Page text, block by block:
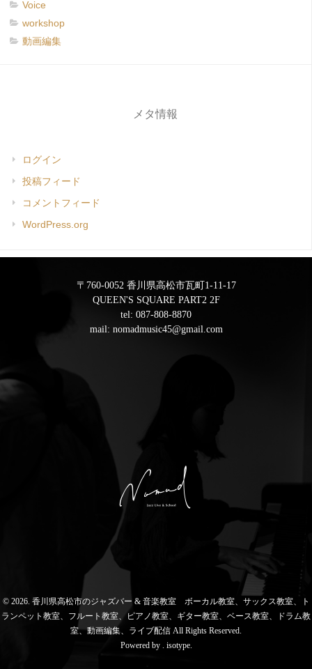
Voice
workshop
動画編集
メタ情報
ログイン
投稿フィード
コメントフィード
WordPress.org
〒760-0052 香川県高松市瓦町1-11-17
QUEEN'S SQUARE PART2 2F
tel: 087-808-8870
mail: nomadmusic45@gmail.com
© 2026. 香川県高松市のジャズバー & 音楽教室 ボーカル教室、サックス教室、ト
ランペット教室、フルート教室、ピアノ教室、ギター教室、ベース教室、ドラム教
室、動画編集、ライブ配信 All Rights Reserved.
Powered by . isotype.